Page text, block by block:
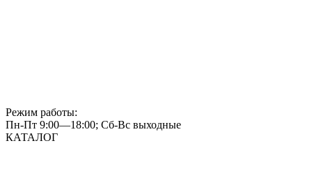
Режим работы:
Пн-Пт 9:00—18:00; Сб-Вс выходные
КАТАЛОГ